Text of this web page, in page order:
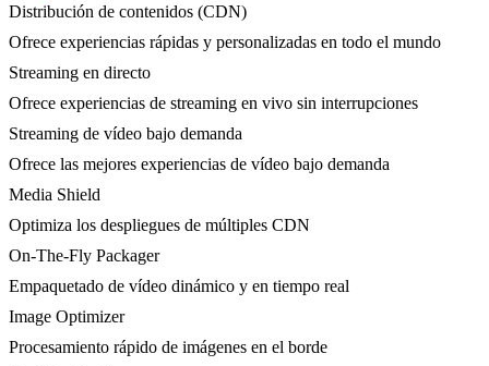
Distribución de contenidos (CDN)
Ofrece experiencias rápidas y personalizadas en todo el mundo
Streaming en directo
Ofrece experiencias de streaming en vivo sin interrupciones
Streaming de vídeo bajo demanda
Ofrece las mejores experiencias de vídeo bajo demanda
Media Shield
Optimiza los despliegues de múltiples CDN
On-The-Fly Packager
Empaquetado de vídeo dinámico y en tiempo real
Image Optimizer
Procesamiento rápido de imágenes en el borde